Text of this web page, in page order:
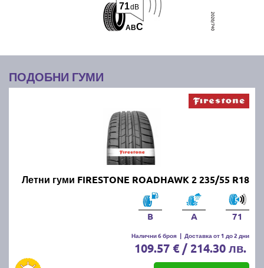
ABC
71dB
ПОДОБНИ ГУМИ
Летни гуми FIRESTONE ROADHAWK 2 235/55 R18
B A 71
Налични 6 броя | Доставка от 1 до 2 дни
109.57 € / 214.30 лв.